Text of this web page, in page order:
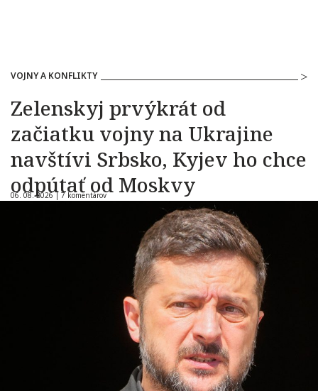
VOJNY A KONFLIKTY
Zelenskyj prvýkrát od
začiatku vojny na Ukrajine
navštívi Srbsko, Kyjev ho chce
odpútať od Moskvy
06. 08. 2026 | 7 komentárov